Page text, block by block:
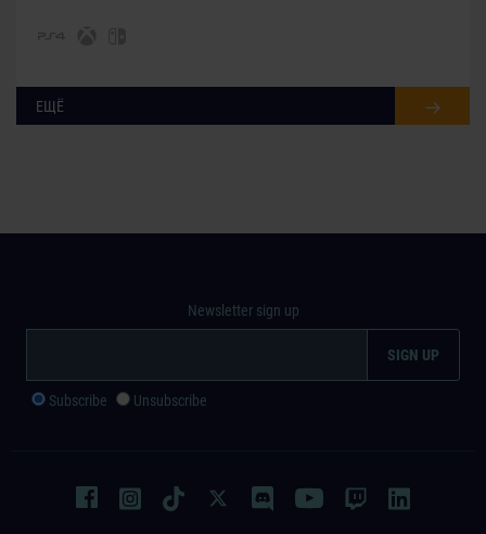
ЕЩЁ
Newsletter sign up
Subscribe Unsubscribe